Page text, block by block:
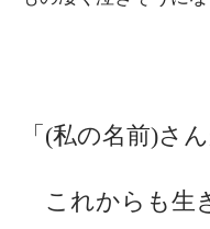
「(私の名前)さ
これからも生